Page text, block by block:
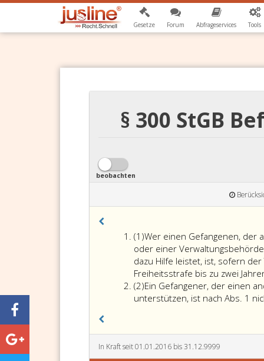
Gesetze Forum Abfrageservices Tools
§ 300 StGB
beobachten
(1)Absatz
eins
Wer einen Gefangenen, der
oder einer
dazu Hilfe leistet, ist, sofern
Freiheitsstrafe bis zu zwei
(2)Absatz
2
Ein Gefangener, der einen
unterstützen, ist nach Abs. 1
In Kraft seit 01.01.2016 bis 31.12.9999